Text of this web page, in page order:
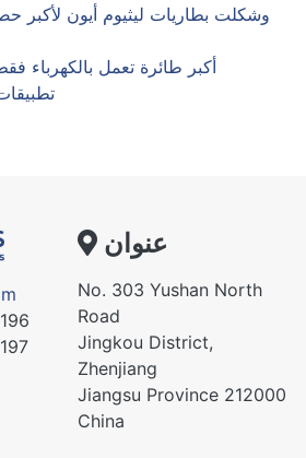
وشكلت بطاريات ليثيوم أيون
أكبر طائرة تعمل بالكهرباء
عنوان
No. 303 Yushan North
Road
Jingkou District,
Zhenjiang
Jiangsu Province 212000
China